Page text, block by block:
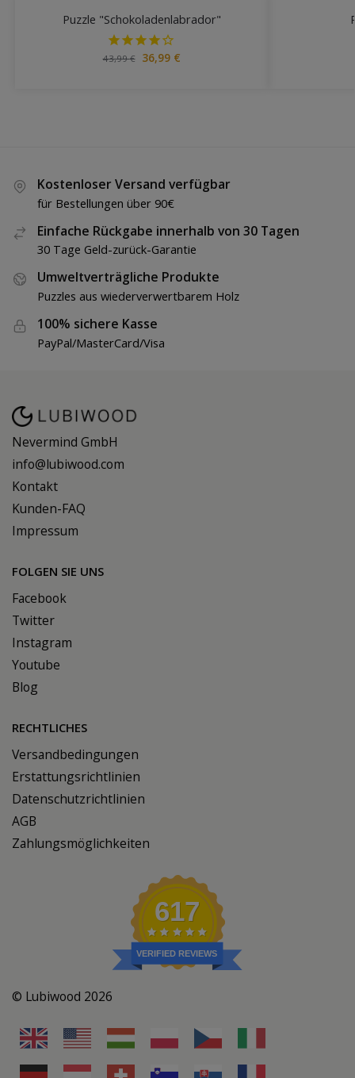
Puzzle "Schokoladenlabrador"
43,99€ 36,99 €
Kostenloser Versand verfügbar
für Bestellungen über 90€
Einfache Rückgabe innerhalb von 30 Tagen
30 Tage Geld-zurück-Garantie
Umweltverträgliche Produkte
Puzzles aus wiederverwertbarem Holz
100% sichere Kasse
PayPal/MasterCard/Visa
Nevermind GmbH
info@lubiwood.com
Kontakt
Kunden-FAQ
Impressum
FOLGEN SIE UNS
Facebook
Twitter
Instagram
Youtube
Blog
RECHTLICHES
Versandbedingungen
Erstattungsrichtlinien
Datenschutzrichtlinien
AGB
Zahlungsmöglichkeiten
617
VERIFIED REVIEWS
© Lubiwood 2026